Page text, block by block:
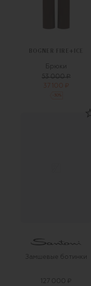
BOGNER FIRE+ICE
Брюки
53 000 ₽
37 100 ₽
%
Замшевые ботинки
127 000 ₽